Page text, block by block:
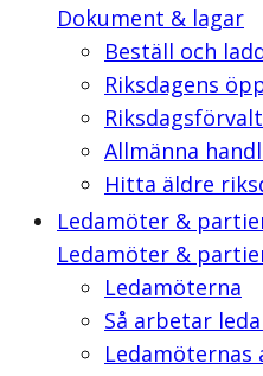
Dokument & lagar
Beställ och
Riksdagens
Allmänna
Hitta äldre
Ledamöter &
Ledamöter &
Ledamöterna
Så arbetar
Ledamöternas